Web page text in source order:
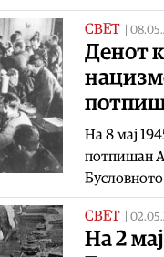
СВЕТ |
Денот
На 8 мај
потпишан
СВЕТ |
На 2